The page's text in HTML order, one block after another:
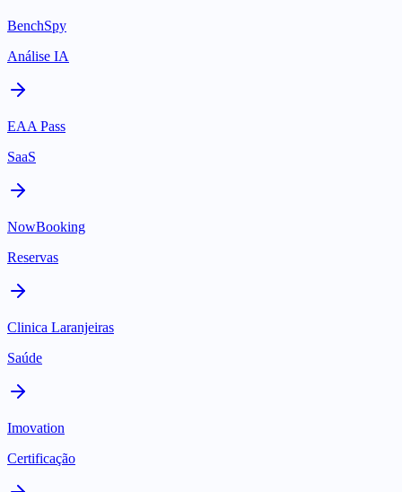
BenchSpy
Análise IA
EAA Pass
SaaS
NowBooking
Reservas
Clinica Laranjeiras
Saúde
Imovation
Certificação